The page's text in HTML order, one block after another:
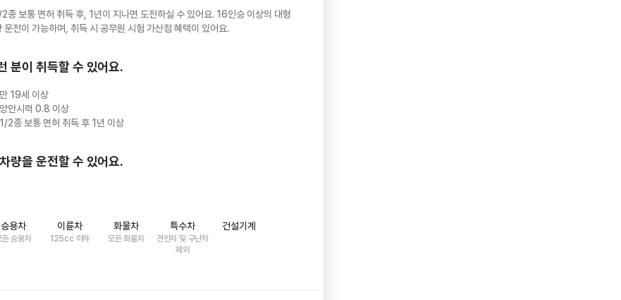
종 보통 면허 취득 후, 1년이 지나면 도전하실 수 있어요. 16인승 이상의 대형
운전이 가능하며, 취득 시 공무원 시험 가산점 혜택이 있어요.
분이 취득할 수 있어요.
만 19세 이상
양안시력 0.8 이상
1/2종 보통 면허 취득 후 1년 이상
량을 운전할 수 있어요.
승용차
든 승용차
이륜차
125cc 이하
화물차
모든 화물차
특수차
견인차 및 구난차
제외
건설기계